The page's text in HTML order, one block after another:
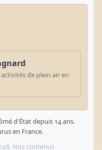
de plein air en
en France.